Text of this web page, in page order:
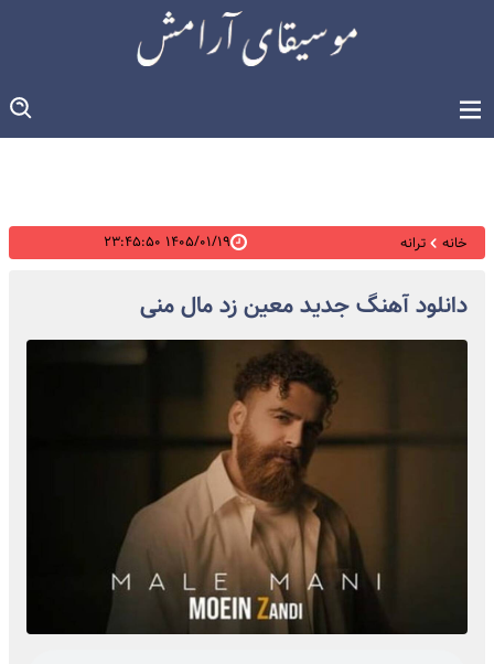
خانه ترانه ۱۴۰۵/۰۱/۱۹ ۲۳:۴۵:۵۰
دانلود آهنگ جدید معین زد مال منی